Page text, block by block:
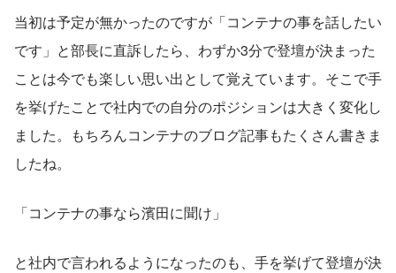
当初は予定が無かったのですが「コンテナの事を話したい
です」と部長に直訴したら、わずか3分で登壇が決まった
ことは今でも楽しい思い出として覚えています。そこで手
を挙げたことで社内での自分のポジションは大きく変化し
ました。もちろんコンテナのブログ記事もたくさん書きま
したね。
「コンテナの事なら濱田に聞け」
と社内で言われるようになったのも、手を挙げて登壇が決